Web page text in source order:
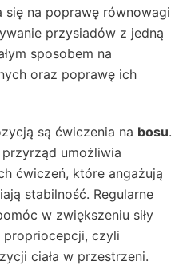
się na poprawę równowagi
przysiadów z jedną
sposobem na
oraz poprawę ich
są ćwiczenia na bosu.
umożliwia
ćwiczeń, które angażują
stabilność. Regularne
w zwiększeniu siły
propriocepcji, czyli
ciała w przestrzeni.